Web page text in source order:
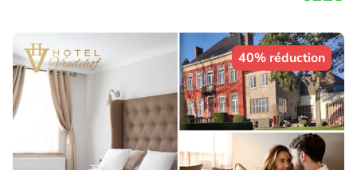
40% réduction